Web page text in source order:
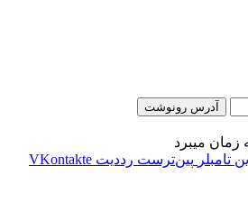
آدرس رونوشت
‫تامبلر ‫پین‌ترست ‫رددیت ‫VKontakte